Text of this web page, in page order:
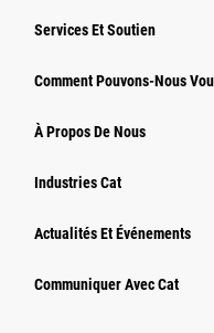
Services Et Soutien
Comment Pouvons-Nous
À Propos De Nous
Industries Cat
Actualités Et Événements
Communiquer Avec Cat